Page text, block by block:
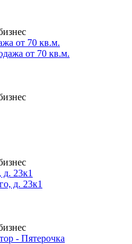
от 70 кв.м.
23к1
- Пятерочка